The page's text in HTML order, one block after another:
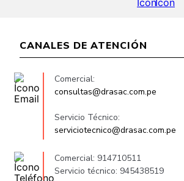
CANALES DE ATENCIÓN
Comercial:
consultas@drasac.com.pe
Servicio Técnico:
serviciotecnico@drasac.com.pe
Comercial: 914710511
Servicio técnico: 945438519